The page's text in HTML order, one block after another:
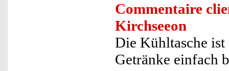
Commentaire
Kirchseeon
Die Kühltasche
Getränke einfach